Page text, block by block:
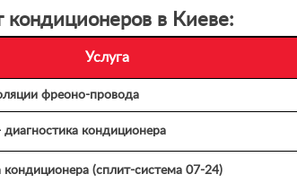
кондиционеров в Киеве:
Услуга
фреоно-провода
диагностика кондиционера
(сплит-система 07-24)